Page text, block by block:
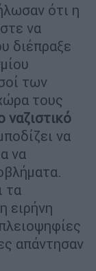
ότι η
να
διέπραξε
των
τους
ναζιστικό
να
να
τα
ειρήνη
απάντησαν